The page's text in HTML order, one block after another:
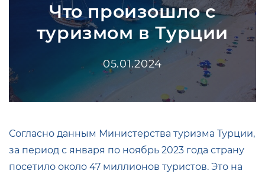
Что произошло с
туризмом в Турции
05.01.2024
Согласно данным Министерства туризма Турции,
за период с января по ноябрь 2023 года страну
посетило около 47 миллионов туристов. Это на